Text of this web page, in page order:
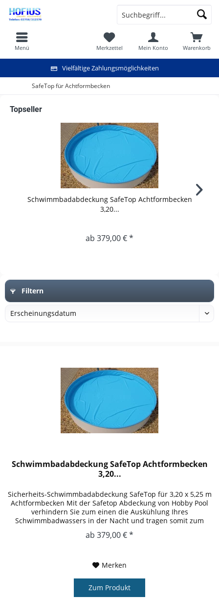
Vielfältige Zahlungsmöglichkeiten
Warenkorb
Merkzettel Mein Konto
Menü
SafeTop für Achtformbecken
Topseller
Schwimmbadabdeckung SafeTop Achtformbecken
3,20...
ab 379,00 € *
Filtern
Schwimmbadabdeckung SafeTop Achtformbecken
3,20...
Sicherheits-Schwimmbadabdeckung SafeTop für 3,20 x 5,25 m
Achtformbecken Mit der Safetop Abdeckung von Hobby Pool
verhindern Sie zum einen die Auskühlung Ihres
Schwimmbadwassers in der Nacht und tragen somit zum
Umweltschutz bei und...
ab 379,00 € *
Merken
Zum Produkt